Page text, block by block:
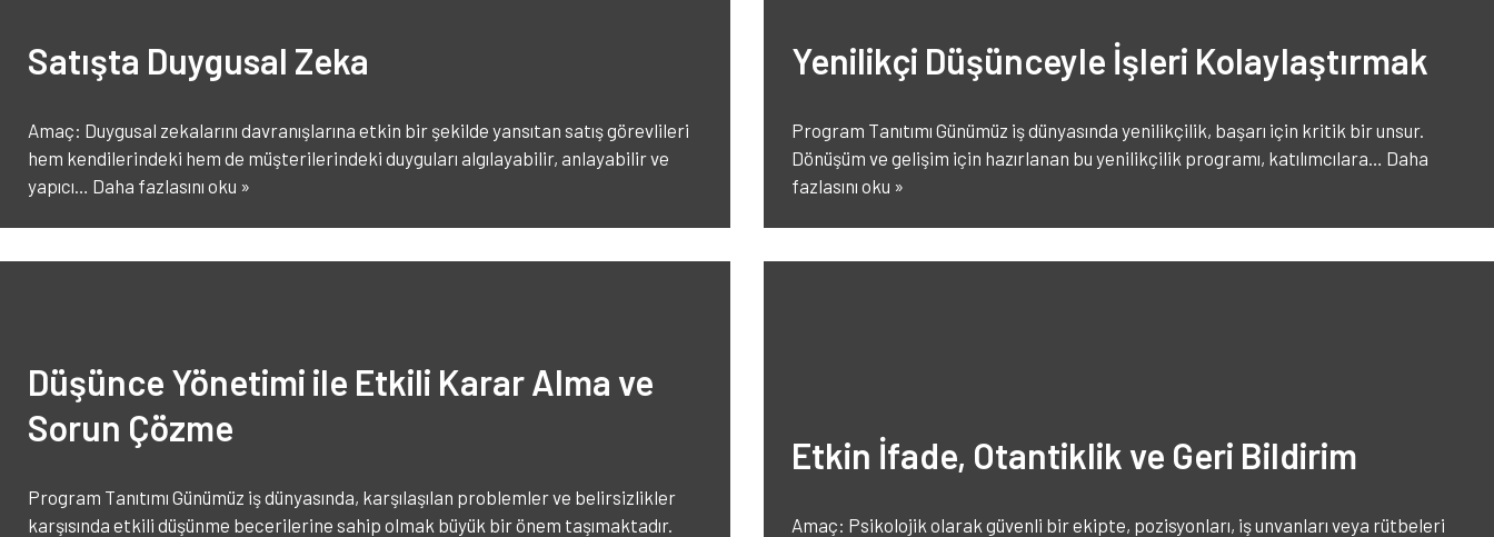
Satışta Duygusal Zeka
Amaç: Duygusal zekalarını davranışlarına etkin bir şekilde yansıtan satış görevlileri
hem kendilerindeki hem de müşterilerindeki duyguları algılayabilir, anlayabilir ve
yapıcı… Daha fazlasını oku »
Yenilikçi Düşünceyle İşleri Kolaylaştırmak
Program Tanıtımı Günümüz iş dünyasında yenilikçilik, başarı için kritik bir unsur.
Dönüşüm ve gelişim için hazırlanan bu yenilikçilik programı, katılımcılara… Daha
fazlasını oku »
Düşünce Yönetimi ile Etkili Karar Alma ve
Sorun Çözme
Program Tanıtımı Günümüz iş dünyasında, karşılaşılan problemler ve belirsizlikler
karşısında etkili düşünme becerilerine sahip olmak büyük bir önem taşımaktadır.
Etkin İfade, Otantiklik ve Geri Bildirim
Amaç: Psikolojik olarak güvenli bir ekipte, pozisyonları, iş unvanları veya rütbeleri